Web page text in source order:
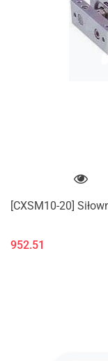
[CXSM10-20]
952.51